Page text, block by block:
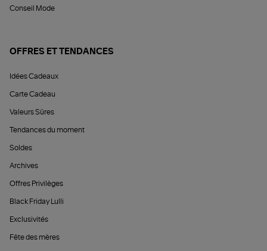
Conseil Mode
OFFRES ET TENDANCES
Idées Cadeaux
Carte Cadeau
Valeurs Sûres
Tendances du moment
Soldes
Archives
Offres Privilèges
Black Friday Lulli
Exclusivités
Fête des mères